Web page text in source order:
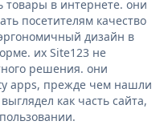
товары в интернете. они
посетителям качество
дизайн в
их Site123 не
решения. они
apps, прежде чем нашли
как часть сайта,